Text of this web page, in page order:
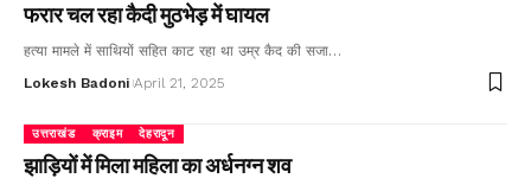
फरार चल रहा कैदी मुठभेड़ में घायल
हत्या मामले में साथियों सहित काट रहा था उम्र कैद की सजा…
Lokesh Badoni April 21, 2025
उत्तराखंड क्राइम देहरादून
झाड़ियों में मिला महिला का अर्धनग्न शव